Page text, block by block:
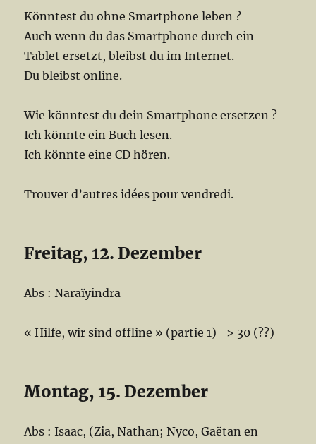
Könntest du ohne Smartphone leben ?
Auch wenn du das Smartphone durch ein
Tablet ersetzt, bleibst du im Internet.
Du bleibst online.
Wie könntest du dein Smartphone ersetzen ?
Ich könnte ein Buch lesen.
Ich könnte eine CD hören.
Trouver d’autres idées pour vendredi.
Freitag, 12. Dezember
Abs : Naraïyindra
« Hilfe, wir sind offline » (partie 1) => 30 (??)
Montag, 15. Dezember
Abs : Isaac, (Zia, Nathan; Nyco, Gaëtan en